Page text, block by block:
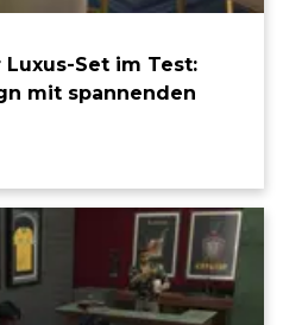
Set im Test:
mit spannenden